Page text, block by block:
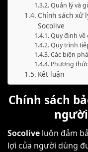
Quản lý và
Chính sách xử
Socolive
Quy định về
Quy trình
Các biện
Phương
Kết luận
Chính sách
Socolive luôn đảm
lợi của người dùng